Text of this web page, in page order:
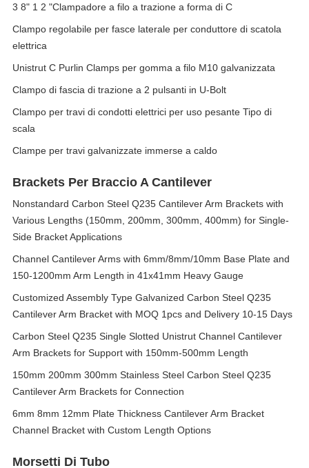
3 8" 1 2 "Clampadore a filo a trazione a forma di C
Clampo regolabile per fasce laterale per conduttore di scatola
elettrica
Unistrut C Purlin Clamps per gomma a filo M10 galvanizzata
Clampo di fascia di trazione a 2 pulsanti in U-Bolt
Clampo per travi di condotti elettrici per uso pesante Tipo di
scala
Clampe per travi galvanizzate immerse a caldo
Brackets Per Braccio A Cantilever
Nonstandard Carbon Steel Q235 Cantilever Arm Brackets with
Various Lengths (150mm, 200mm, 300mm, 400mm) for Single-
Side Bracket Applications
Channel Cantilever Arms with 6mm/8mm/10mm Base Plate and
150-1200mm Arm Length in 41x41mm Heavy Gauge
Customized Assembly Type Galvanized Carbon Steel Q235
Cantilever Arm Bracket with MOQ 1pcs and Delivery 10-15 Days
Carbon Steel Q235 Single Slotted Unistrut Channel Cantilever
Arm Brackets for Support with 150mm-500mm Length
150mm 200mm 300mm Stainless Steel Carbon Steel Q235
Cantilever Arm Brackets for Connection
6mm 8mm 12mm Plate Thickness Cantilever Arm Bracket
Channel Bracket with Custom Length Options
Morsetti Di Tubo